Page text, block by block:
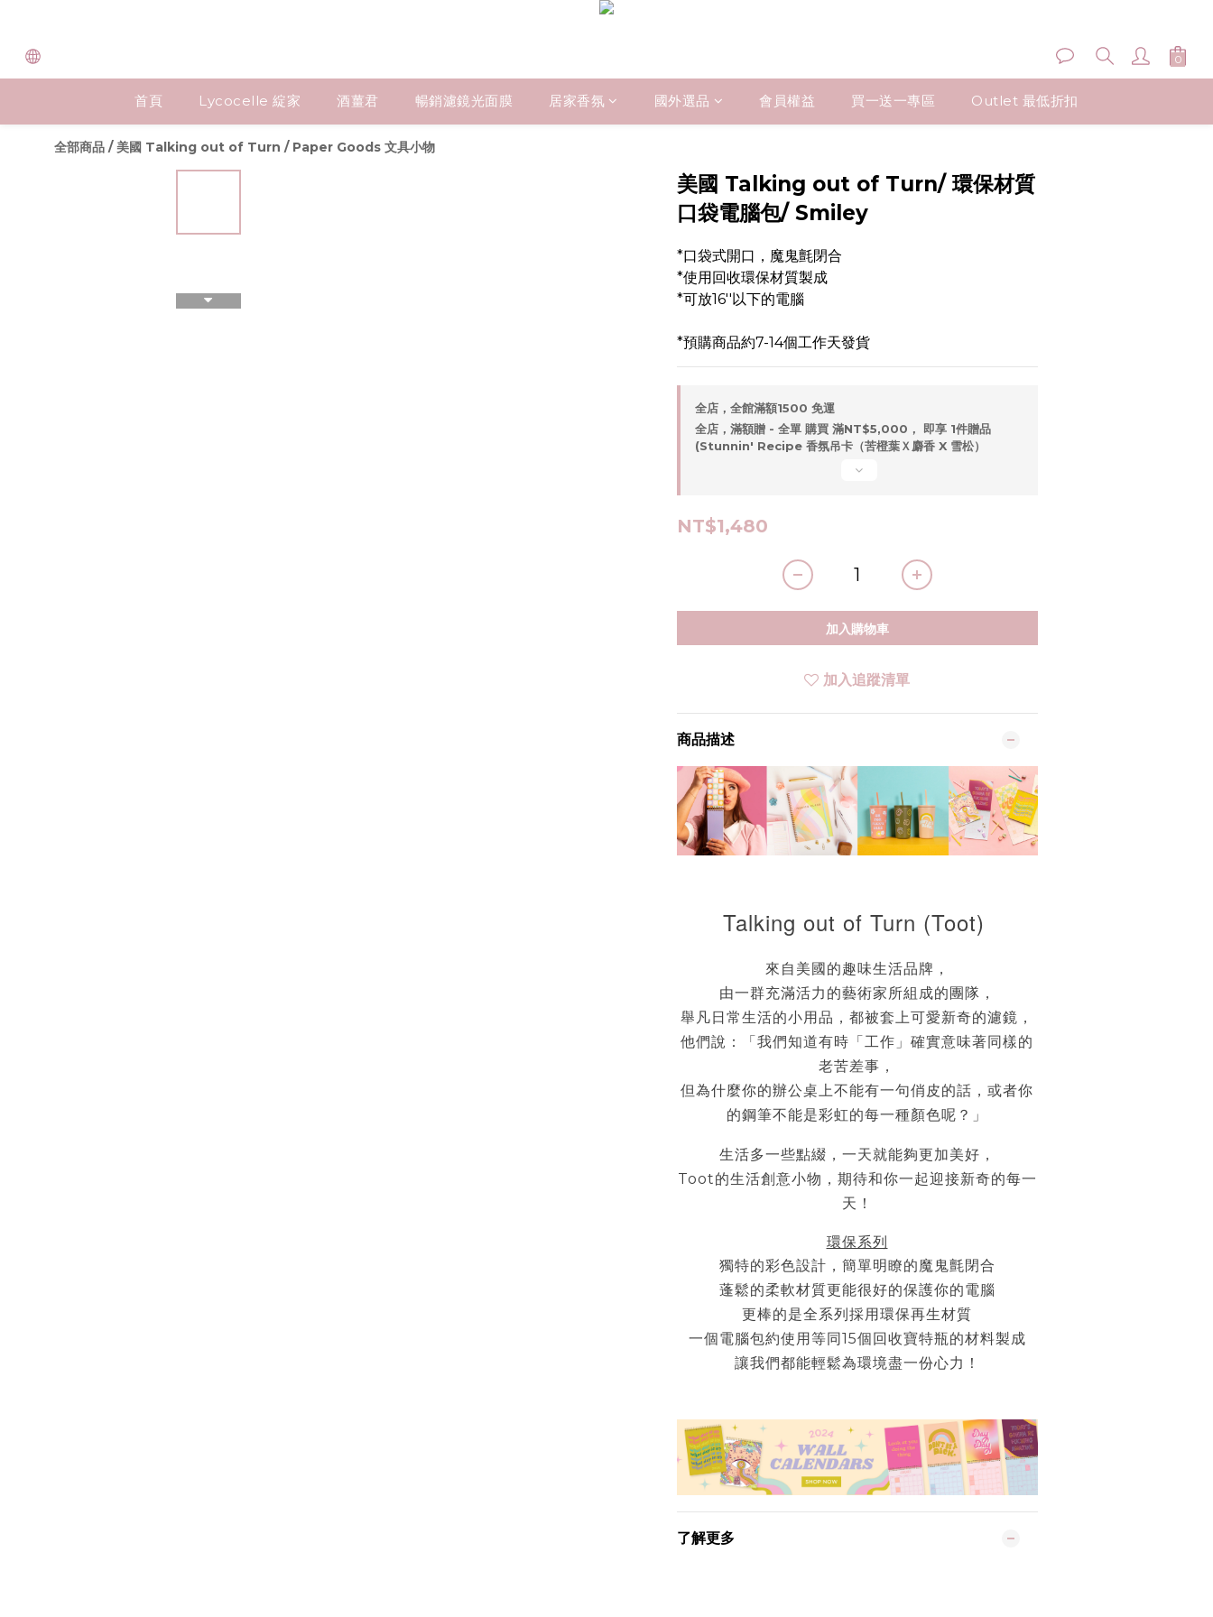
首頁 Lycocelle 綻家 酒薑君 暢銷濾鏡光面膜 居家香氛 國外選品 會員權益 買一送一專區 Outlet 最低折扣
全部商品 /美國 Talking out of Turn / Paper Goods 文具小物
美國 Talking out of Turn/ 環保材質
口袋電腦包/ Smiley
*口袋式開口，魔鬼氈閉合
*使用回收環保材質製成
*可放16''以下的電腦
*預購商品約7-14個工作天發貨
全店，全館滿額1500 免運
全店，滿額贈 - 全單 購買 滿NT$5,000， 即享 1件贈品
(Stunnin' Recipe 香氛吊卡（苦橙葉Ｘ麝香 X 雪松）
NT$1,480
加入購物車
加入追蹤清單
商品描述
Talking out of Turn (Toot)
來自美國的趣味生活品牌，
由一群充滿活力的藝術家所組成的團隊，
舉凡日常生活的小用品，都被套上可愛新奇的濾鏡，
他們說：「我們知道有時「工作」確實意味著同樣的
老苦差事，
但為什麼你的辦公桌上不能有一句俏皮的話，或者你
的鋼筆不能是彩虹的每一種顏色呢？」
生活多一些點綴，一天就能夠更加美好，
Toot的生活創意小物，期待和你一起迎接新奇的每一
天！
環保系列
獨特的彩色設計，簡單明瞭的魔鬼氈閉合
蓬鬆的柔軟材質更能很好的保護你的電腦
更棒的是全系列採用環保再生材質
一個電腦包約使用等同15個回收寶特瓶的材料製成
讓我們都能輕鬆為環境盡一份心力！
了解更多